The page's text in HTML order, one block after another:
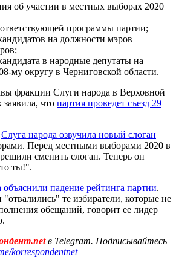
об участии в местных выборах 2020
программы партии;
на должности мэров
в народные депутаты на
му округу в Черниговской области.
фракции Слуги народа в Верховной
что партия проведет съезд 29
Слуга народа озвучила новый слоган
Перед местными выборами 2020 в
сменить слоган. Теперь он
ты!".
объяснили падение рейтинга партии.
те избиратели, которые не
обещаний, говорит ее лидер
в Telegram. Подписывайтесь
korrespondentnet